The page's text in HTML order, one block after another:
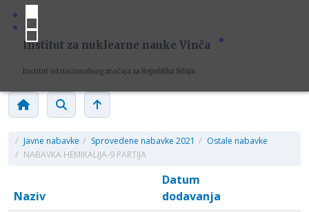
Institut za nuklearne nauke Vinča
Institut od nacionalnog značaja za Republiku Srbiju
/ Javne nabavke / Sprovedene nabavke 2021 / Ostale nabavke
/ NABAVKA HEMIKALIJA-9 PARTIJA
Naziv
Datum
dodavanja